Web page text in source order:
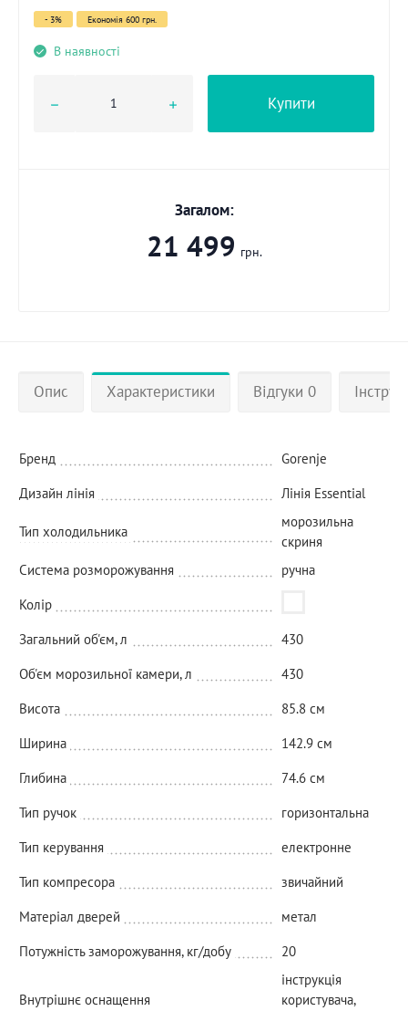
- 3% Економія 600 грн.
В наявності
Купити
Загалом:
21 499 грн.
Опис Характеристики Відгуки 0
Бренд
Gorenje
Дизайн лінія
Лінія Essential
Тип холодильника
морозильна
скриня
Система розморожування
ручна
Колір
Загальний об'єм, л
430
Об'єм морозильної камери, л
430
Висота
85.8 см
Ширина
142.9 см
Глибина
74.6 см
Тип ручок
горизонтальна
Тип керування
електронне
Тип компресора
звичайний
Матеріал дверей
метал
Потужність заморожування, кг/добу
20
Внутрішнє оснащення
інструкція
користувача,